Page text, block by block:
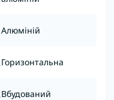
Алюміній
Горизонтальна
Вбудований